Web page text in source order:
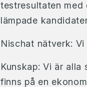
testresultaten med
lämpade
Nischat nätverk:
Kunskap: Vi är
finns på en